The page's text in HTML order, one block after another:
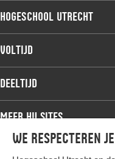
We respecteren
Hogeschool Utrecht
Voltijdopleidingen
Onderzoek
Werken bij de HU
Voltijd
Associate degree
Master
Studiekeuze voltijd
Deeltijd
Associate degree
Bachelor
Meer HU sites
HU International